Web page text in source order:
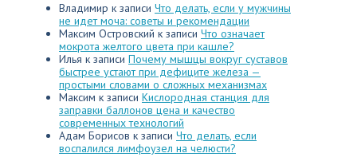
Владимир к записи Что делать, если у мужчины
не идет моча: советы и рекомендации
Максим Островский к записи Что означает
мокрота желтого цвета при кашле?
Илья к записи Почему мышцы вокруг суставов
быстрее устают при дефиците железа —
простыми словами о сложных механизмах
Максим к записи Кислородная станция для
заправки баллонов цена и качество
современных технологий
Адам Борисов к записи Что делать, если
воспалился лимфоузел на челюсти?